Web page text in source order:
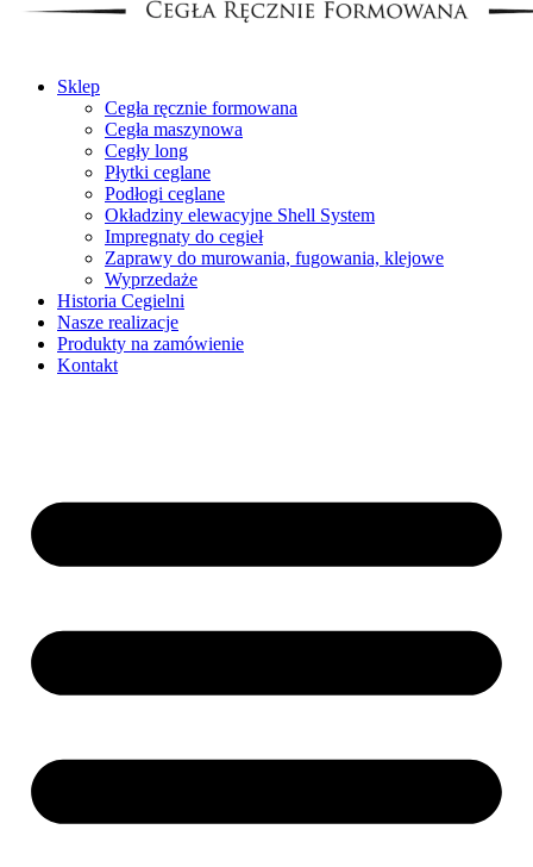
Sklep
Cegła ręcznie formowana
Cegła maszynowa
Cegły long
Płytki ceglane
Podłogi ceglane
Okładziny elewacyjne Shell System
Impregnaty do cegieł
Zaprawy do murowania, fugowania, klejowe
Wyprzedaże
Historia Cegielni
Nasze realizacje
Produkty na zamówienie
Kontakt